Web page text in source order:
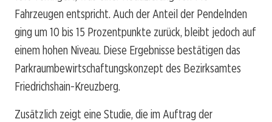
Fahrzeugen entspricht. Auch der Anteil der Pendelnden
ging um 10 bis 15 Prozentpunkte zurück, bleibt jedoch auf
einem hohen Niveau. Diese Ergebnisse bestätigen das
Parkraumbewirtschaftungskonzept des Bezirksamtes
Friedrichshain-Kreuzberg.
Zusätzlich zeigt eine Studie, die im Auftrag der